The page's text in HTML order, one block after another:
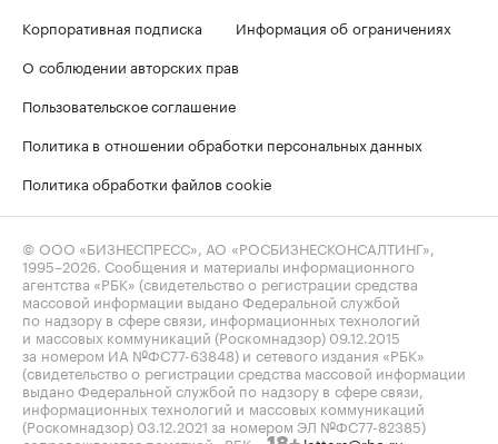
Корпоративная подписка
Информация об ограничениях
О соблюдении авторских прав
Пользовательское соглашение
Политика в отношении обработки персональных данных
Политика обработки файлов cookie
© ООО «БИЗНЕСПРЕСС», АО «РОСБИЗНЕСКОНСАЛТИНГ»,
1995–2026 . Сообщения и материалы информационного
агентства «РБК» (свидетельство о регистрации средства
массовой информации выдано Федеральной службой
по надзору в сфере связи, информационных технологий
и массовых коммуникаций (Роскомнадзор) 09.12.2015
за номером ИА №ФС77-63848) и сетевого издания «РБК»
(свидетельство о регистрации средства массовой информации
выдано Федеральной службой по надзору в сфере связи,
информационных технологий и массовых коммуникаций
(Роскомнадзор) 03.12.2021 за номером ЭЛ №ФС77-82385)